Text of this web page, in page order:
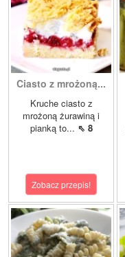
Ciasto z mrożoną...
Kruche ciasto z
mrożoną żurawiną i
pianką to... ⇖ 8
Zobacz przepis!